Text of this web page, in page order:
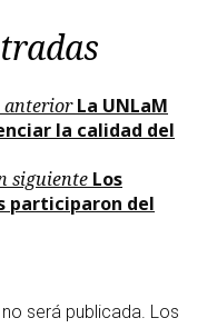
anterior La UNLaM
la calidad del
siguiente Los
participaron del
será publicada. Los